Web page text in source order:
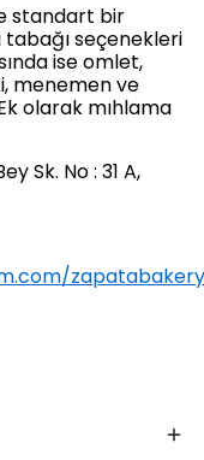
standart bir
tabağı seçenekleri
ise omlet,
menemen ve
olarak mıhlama
Sk. No : 31 A,